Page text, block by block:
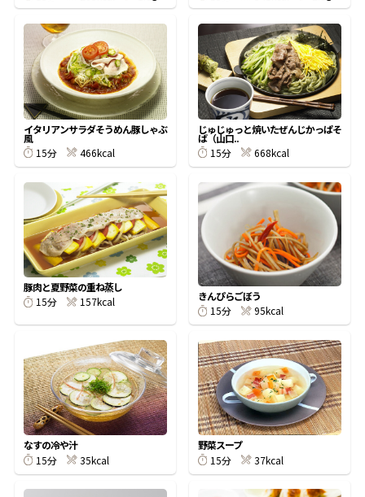
『踊り節』
鰹節屋の
だしパック
だし粉
商品情報一覧
おすすめサイト
イタリアンサラダそうめん豚しゃぶ
風
15分
466kcal
じゅじゅっと焼いたぜんじかっぱそ
ば（山口..
15分
668kcal
豚肉と夏野菜の重ね蒸し
15分
157kcal
きんぴらごぼう
15分
95kcal
なすの冷や汁
15分
35kcal
野菜スープ
15分
37kcal